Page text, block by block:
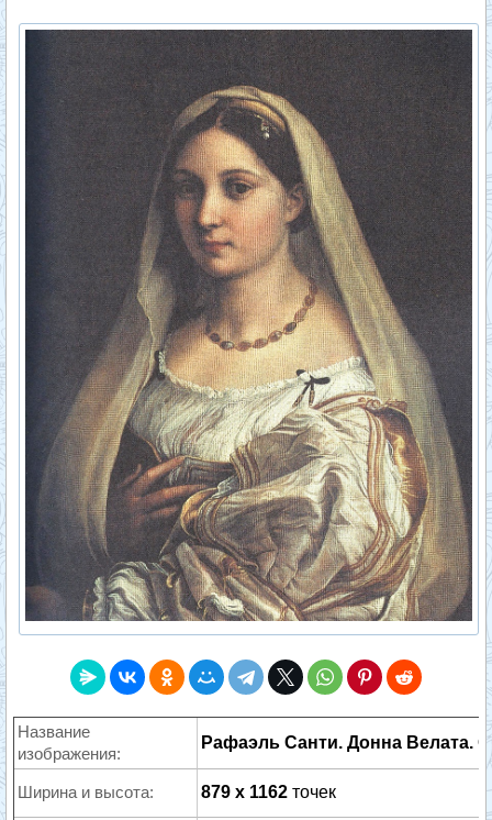
Название
изображения:
Рафаэль Санти. Донна Велата.
Ширина и высота: 879 x 1162 точек